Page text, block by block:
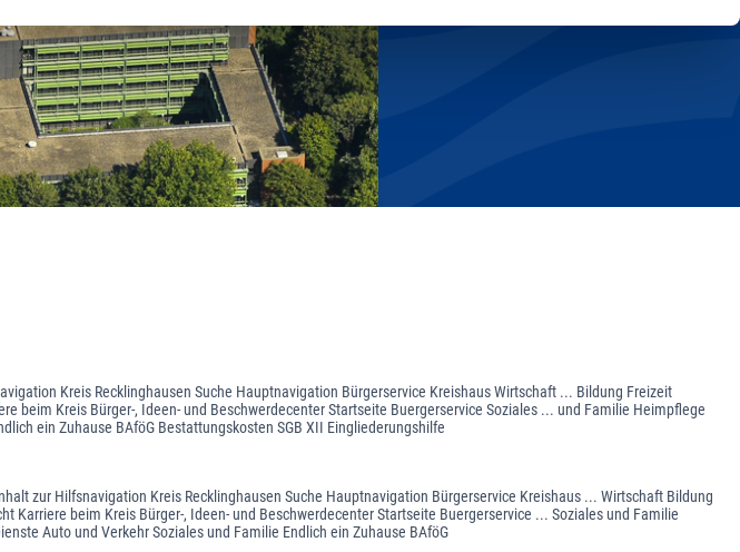
Kreis Recklinghausen Suche Hauptnavigation Bürgerservice Kreishaus Wirtschaft ... Bildung Freizeit
beim Kreis Bürger-, Ideen- und Beschwerdecenter Startseite Buergerservice Soziales ... und Familie Heimpflege
ein Zuhause BAföG Bestattungskosten SGB XII Eingliederungshilfe
zur Hilfsnavigation Kreis Recklinghausen Suche Hauptnavigation Bürgerservice Kreishaus ... Wirtschaft Bildung
Karriere beim Kreis Bürger-, Ideen- und Beschwerdecenter Startseite Buergerservice ... Soziales und Familie
Auto und Verkehr Soziales und Familie Endlich ein Zuhause BAföG